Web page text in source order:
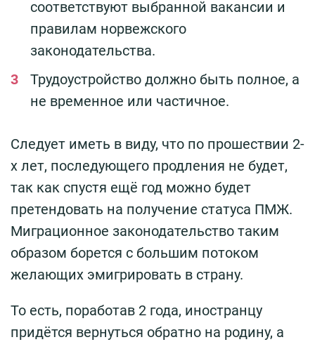
соответствуют выбранной вакансии и
правилам норвежского
законодательства.
Трудоустройство должно быть полное, а
не временное или частичное.
Следует иметь в виду, что по прошествии 2-
х лет, последующего продления не будет,
так как спустя ещё год можно будет
претендовать на получение статуса ПМЖ.
Миграционное законодательство таким
образом борется с большим потоком
желающих эмигрировать в страну.
То есть, поработав 2 года, иностранцу
придётся вернуться обратно на родину, а